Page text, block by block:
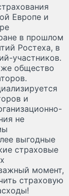
Европе и
в прошлом
Ростеха, в
участников.
общество
и
не
выгодные
страховые
момент,
страховую